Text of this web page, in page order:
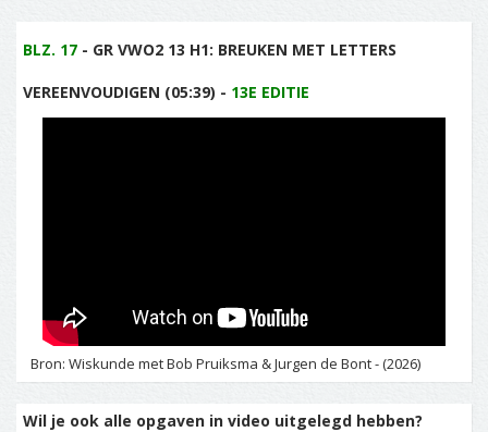
BLZ. 17 - GR VWO2 13 H1: BREUKEN MET LETTERS
VEREENVOUDIGEN (05:39) - 13E EDITIE
Bron: Wiskunde met Bob Pruiksma & Jurgen de Bont - (2026)
Wil je ook alle opgaven in video uitgelegd hebben?